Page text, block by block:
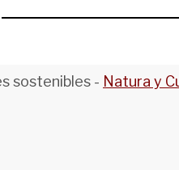
sostenibles - Natura y